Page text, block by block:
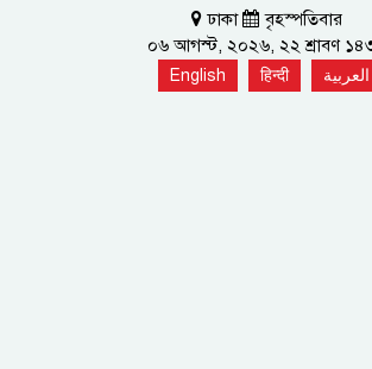
ঢাকা
বৃহস্পতিবার
০৬ আগস্ট, ২০২৬, ২২ শ্রাবণ
English हिन्दी العربية